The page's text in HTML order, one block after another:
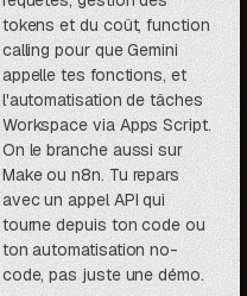
tokens et du coût, function
calling pour que Gemini
appelle tes fonctions, et
l'automatisation de tâches
Workspace via Apps Script.
On le branche aussi sur
Make ou n8n. Tu repars
avec un appel API qui
tourne depuis ton code ou
ton automatisation no-
code, pas juste une démo.